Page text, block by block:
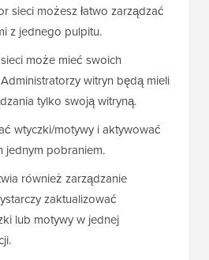
sieci możesz łatwo zarządzać
z jednego pulpitu.
może mieć swoich
witryn będą mieli
tylko swoją witryną.
wtyczki/motywy i aktywować
jednym pobraniem.
również zarządzanie
zaktualizować
lub motywy w jednej